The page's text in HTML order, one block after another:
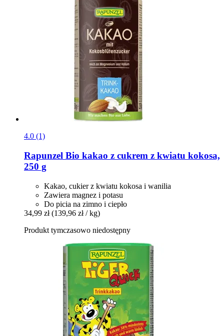
4.0 (1)
Rapunzel Bio kakao z cukrem z kwiatu kokosa,
250 g
Kakao, cukier z kwiatu kokosa i wanilia
Zawiera magnez i potasu
Do picia na zimno i ciepło
34,99 zł (139,96 zł / kg)
Produkt tymczasowo niedostępny